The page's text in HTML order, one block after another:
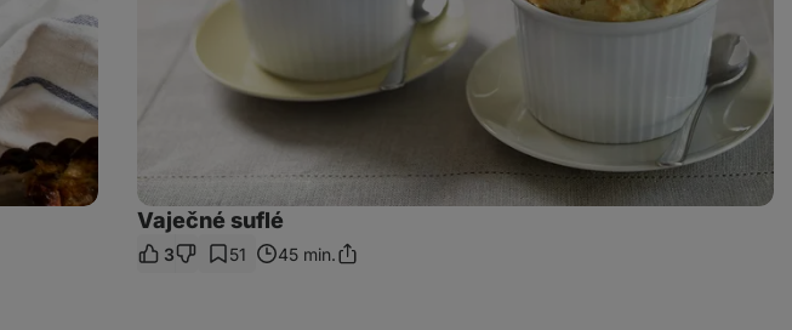
Vaječné suflé
3 51 45 min.Sdílet